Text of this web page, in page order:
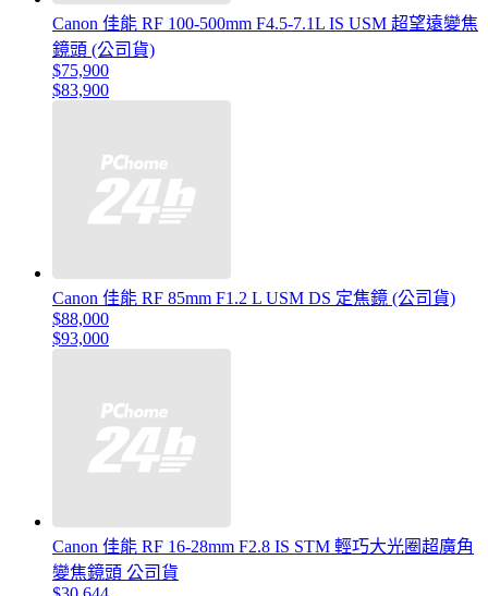
Canon 佳能 RF 100-500mm F4.5-7.1L IS USM 超望遠變焦
鏡頭 (公司貨)
$75,900
$83,900
Canon 佳能 RF 85mm F1.2 L USM DS 定焦鏡 (公司貨)
$88,000
$93,000
Canon 佳能 RF 16-28mm F2.8 IS STM 輕巧大光圈超廣角
變焦鏡頭 公司貨